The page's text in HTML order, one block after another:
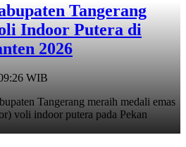
Tangerang
Indoor Putera di
2026
WIB
Tangerang meraih medali emas
voli indoor putera pada Pekan